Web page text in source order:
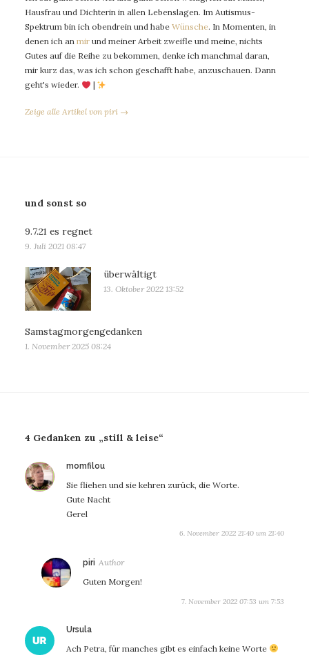
Hausfrau und Dichterin in allen Lebenslagen. Im Autismus-
Spektrum bin ich obendrein und habe Wünsche. In Momenten, in
denen ich an mir und meiner Arbeit zweifle und meine, nichts
Gutes auf die Reihe zu bekommen, denke ich manchmal daran,
mir kurz das, was ich schon geschafft habe, anzuschauen. Dann
geht's wieder.
|
Zeige alle Artikel von piri →
und sonst so
9.7.21 es regnet
9. Juli 2021 08:47
überwältigt
13. Oktober 2022 13:52
Samstagmorgengedanken
1. November 2025 08:24
4 Gedanken zu „still & leise“
momfilousagt:
Sie fliehen und sie kehren zurück, die Worte.
Gute Nacht
Gerel
6. November 2022 21:40 um 21:40
piri sagt:
Guten Morgen!
7. November 2022 07:53 um 7:53
Ursulasagt:
Ach Petra, für manches gibt es einfach keine Worte